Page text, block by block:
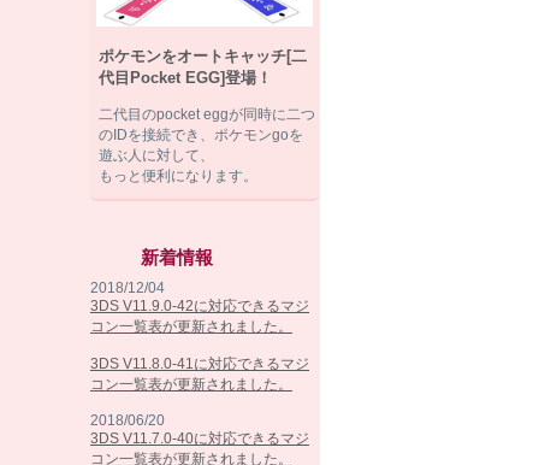
ポケモンをオートキャッチ[二
代目Pocket EGG]登場！
二代目のpocket eggが同時に二つ
のIDを接続でき、ポケモンgoを
遊ぶ人に対して、
もっと便利になります。
新着情報
2018/12/04
3DS V11.9.0-42に対応できるマジ
コン一覧表が更新されました。
3DS V11.8.0-41に対応できるマジ
コン一覧表が更新されました。
2018/06/20
3DS V11.7.0-40に対応できるマジ
コン一覧表が更新されました。